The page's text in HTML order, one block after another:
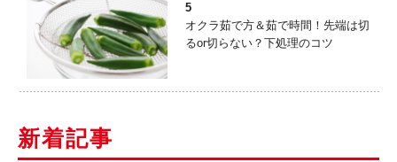
5
オクラ茹で方＆茹で時間！先端は切
るor切らない？下処理のコツ
新着記事